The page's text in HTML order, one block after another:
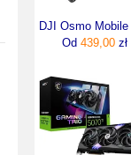
Od 439,00zł